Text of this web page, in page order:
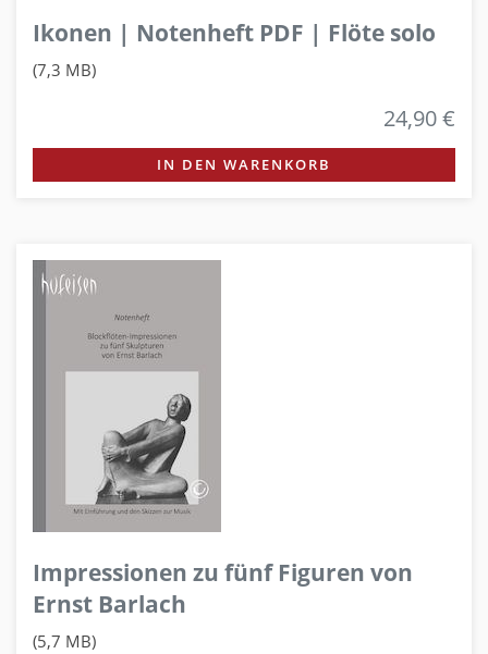
Ikonen | Notenheft PDF | Flöte solo
(7,3 MB)
24,90 €
IN DEN WARENKORB
Impressionen zu fünf Figuren von
Ernst Barlach
(5,7 MB)